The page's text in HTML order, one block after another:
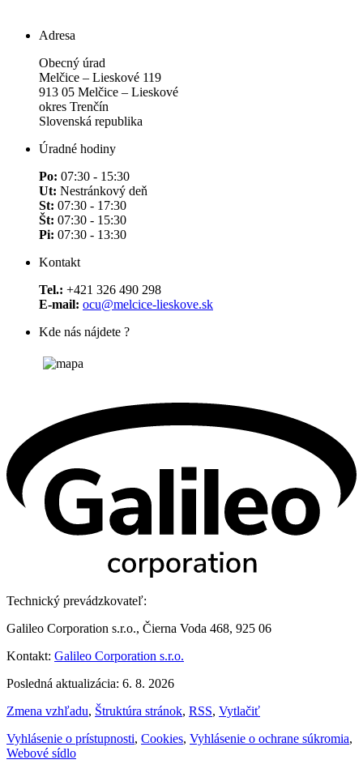
Adresa
Obecný úrad
Melčice – Lieskové 119
913 05 Melčice – Lieskové
okres Trenčín
Slovenská republika
Úradné hodiny
Po: 07:30 - 15:30
Ut: Nestránkový deň
St: 07:30 - 17:30
Št: 07:30 - 15:30
Pi: 07:30 - 13:30
Kontakt
Tel.: +421 326 490 298
E-mail: ocu@melcice-lieskove.sk
Kde nás nájdete ?
Technický prevádzkovateľ:
Galileo Corporation s.r.o., Čierna Voda 468, 925 06
Kontakt: Galileo Corporation s.r.o.
Posledná aktualizácia: 6. 8. 2026
Zmena vzhľadu, Štruktúra stránok, RSS, Vytlačiť
Vyhlásenie o prístupnosti, Cookies, Vyhlásenie o ochrane súkromia,
Webové sídlo